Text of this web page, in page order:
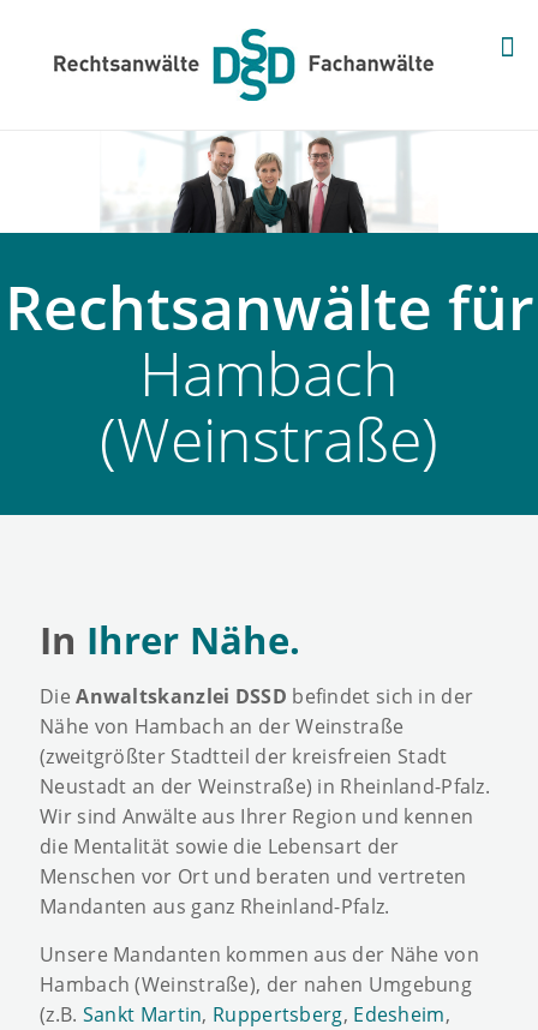
Rechtsanwälte für
Hambach
(Weinstraße)
In Ihrer Nähe.
DieAnwaltskanzlei DSSD befindet sich in der
Nähe von Hambach an der Weinstraße
(zweitgrößter Stadtteil der kreisfreien Stadt
Neustadt an der Weinstraße) in Rheinland-Pfalz.
Wir sind Anwälte aus Ihrer Region und kennen
die Mentalität sowie die Lebensart der
Menschen vor Ort und beraten und vertreten
Mandanten aus ganz Rheinland-Pfalz.
Unsere Mandanten kommen aus der Nähe von
Hambach (Weinstraße), der nahen Umgebung
(z.B. Sankt Martin, Ruppertsberg, Edesheim,